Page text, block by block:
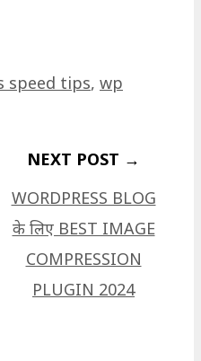
speed tips, wp
WORDPRESS BLOG
के लिए BEST IMAGE
COMPRESSION
PLUGIN 2024